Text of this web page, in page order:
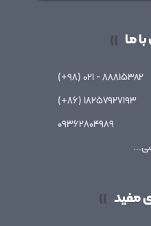
ما ))
۸۸۸۱۵۳۸۲ - ۰۲۱ (۹۸+)
۱۸۲۵۷۹۲۷۱۹۳ (۸۶+)
۰۹۳۶۲۸۰۴۹۸۹
مفید ))